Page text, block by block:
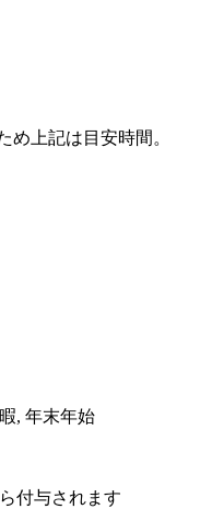
上記は目安時間。
, 年末年始
付与されます